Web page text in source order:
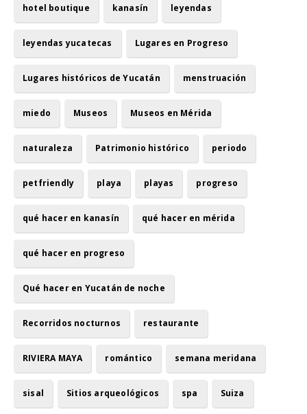
hotel boutique kanasín leyendas
leyendas yucatecas Lugares en Progreso
Lugares históricos de Yucatán menstruación
miedo Museos Museos en Mérida
naturaleza Patrimonio histórico periodo
petfriendly playa playas progreso
qué hacer en kanasín qué hacer en mérida
qué hacer en progreso
Qué hacer en Yucatán de noche
Recorridos nocturnos restaurante
RIVIERA MAYA romántico semana meridana
sisal Sitios arqueológicos spa Suiza